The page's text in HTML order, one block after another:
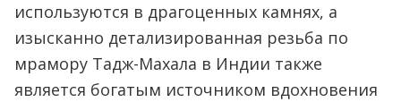
используются в драгоценных камнях, а
изысканно детализированная резьба по
мрамору Тадж-Махала в Индии также
является богатым источником вдохновения